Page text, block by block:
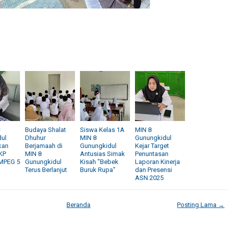
5
Budaya Shalat
Dhuhur
Berjamaah di
MIN 8
Gunungkidul
Terus Berlanjut
Siswa Kelas 1A
MIN 8
Gunungkidul
Antusias Simak
Kisah "Bebek
Buruk Rupa"
MIN 8
Gunungkidul
Kejar Target
Penuntasan
Laporan Kinerja
dan Presensi
ASN 2025
Posting Lama →
Beranda